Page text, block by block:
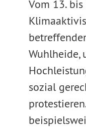
Vom 13.
Wuhlheide,
sozial